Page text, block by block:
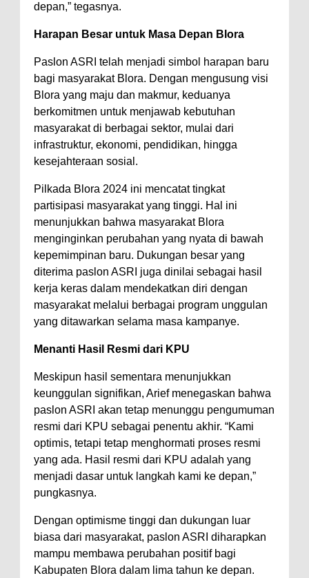
depan,” tegasnya.
Harapan Besar untuk Masa Depan Blora
Paslon ASRI telah menjadi simbol harapan baru
bagi masyarakat Blora. Dengan mengusung visi
Blora yang maju dan makmur, keduanya
berkomitmen untuk menjawab kebutuhan
masyarakat di berbagai sektor, mulai dari
infrastruktur, ekonomi, pendidikan, hingga
kesejahteraan sosial.
Pilkada Blora 2024 ini mencatat tingkat
partisipasi masyarakat yang tinggi. Hal ini
menunjukkan bahwa masyarakat Blora
menginginkan perubahan yang nyata di bawah
kepemimpinan baru. Dukungan besar yang
diterima paslon ASRI juga dinilai sebagai hasil
kerja keras dalam mendekatkan diri dengan
masyarakat melalui berbagai program unggulan
yang ditawarkan selama masa kampanye.
Menanti Hasil Resmi dari KPU
Meskipun hasil sementara menunjukkan
keunggulan signifikan, Arief menegaskan bahwa
paslon ASRI akan tetap menunggu pengumuman
resmi dari KPU sebagai penentu akhir. “Kami
optimis, tetapi tetap menghormati proses resmi
yang ada. Hasil resmi dari KPU adalah yang
menjadi dasar untuk langkah kami ke depan,”
pungkasnya.
Dengan optimisme tinggi dan dukungan luar
biasa dari masyarakat, paslon ASRI diharapkan
mampu membawa perubahan positif bagi
Kabupaten Blora dalam lima tahun ke depan.